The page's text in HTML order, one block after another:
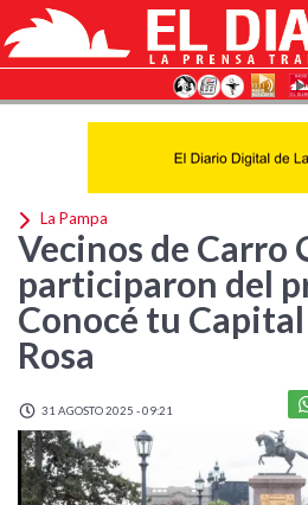
La Pampa
Vecinos de Carro
participaron del
Conocé tu
Rosa
31 AGOSTO 2025 - 09:21